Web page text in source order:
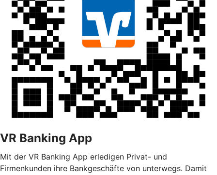
VR Banking App
Mit der VR Banking App erledigen Privat- und
Firmenkunden ihre Bankgeschäfte von unterwegs. Damit